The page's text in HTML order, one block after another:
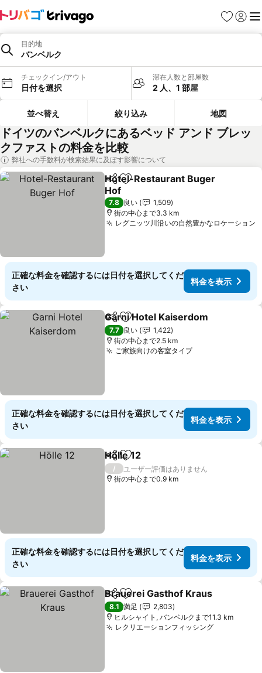
お気に入り
ログイ
メ
目的地
バンベルク
チェックイン/アウト
日付を選択
滞在人数と部屋数
2 人、1 部屋
並べ替え 絞り込み 地図
ドイツのバンベルクにあるベッド アンド ブレッ
クファストの料金を比較
弊社への手数料が検索結果に及ぼす影響について
シェアお気に入りに追加
Hotel-Restaurant Buger
Hof
料金を表示
7.8 良い
1,509
街の中心まで3.3 km
レグニッツ川沿いの自然豊かなロケーション
正確な料金を確認するには日付を選択してくだ
さい
料金を表示
シェアお気に入りに追加
Garni Hotel Kaiserdom
7.7 良い
1,422
街の中心まで2.5 km
ご家族向けの客室タイプ料金を表示
正確な料金を確認するには日付を選択してくだ
さい
料金を表示
シェアお気に入りに追加
Hölle 12
/
ユーザー評価はありません
街の中心まで0.9 km
正確な料金を確認するには日付を選択してくだ
さい
料金を表示
シェアお気に入りに追加
Brauerei Gasthof Kraus
8.1 満足
2,803
ヒルシャイト, バンベルクまで11.3 km
レクリエーションフィッシング